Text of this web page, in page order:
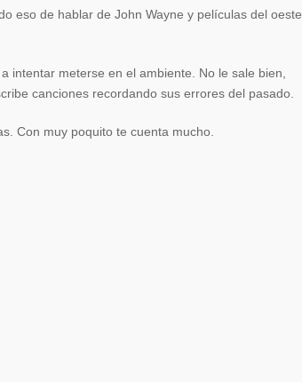
eso de hablar de John Wayne y películas del oeste
intentar meterse en el ambiente. No le sale bien,
canciones recordando sus errores del pasado.
Con muy poquito te cuenta mucho.